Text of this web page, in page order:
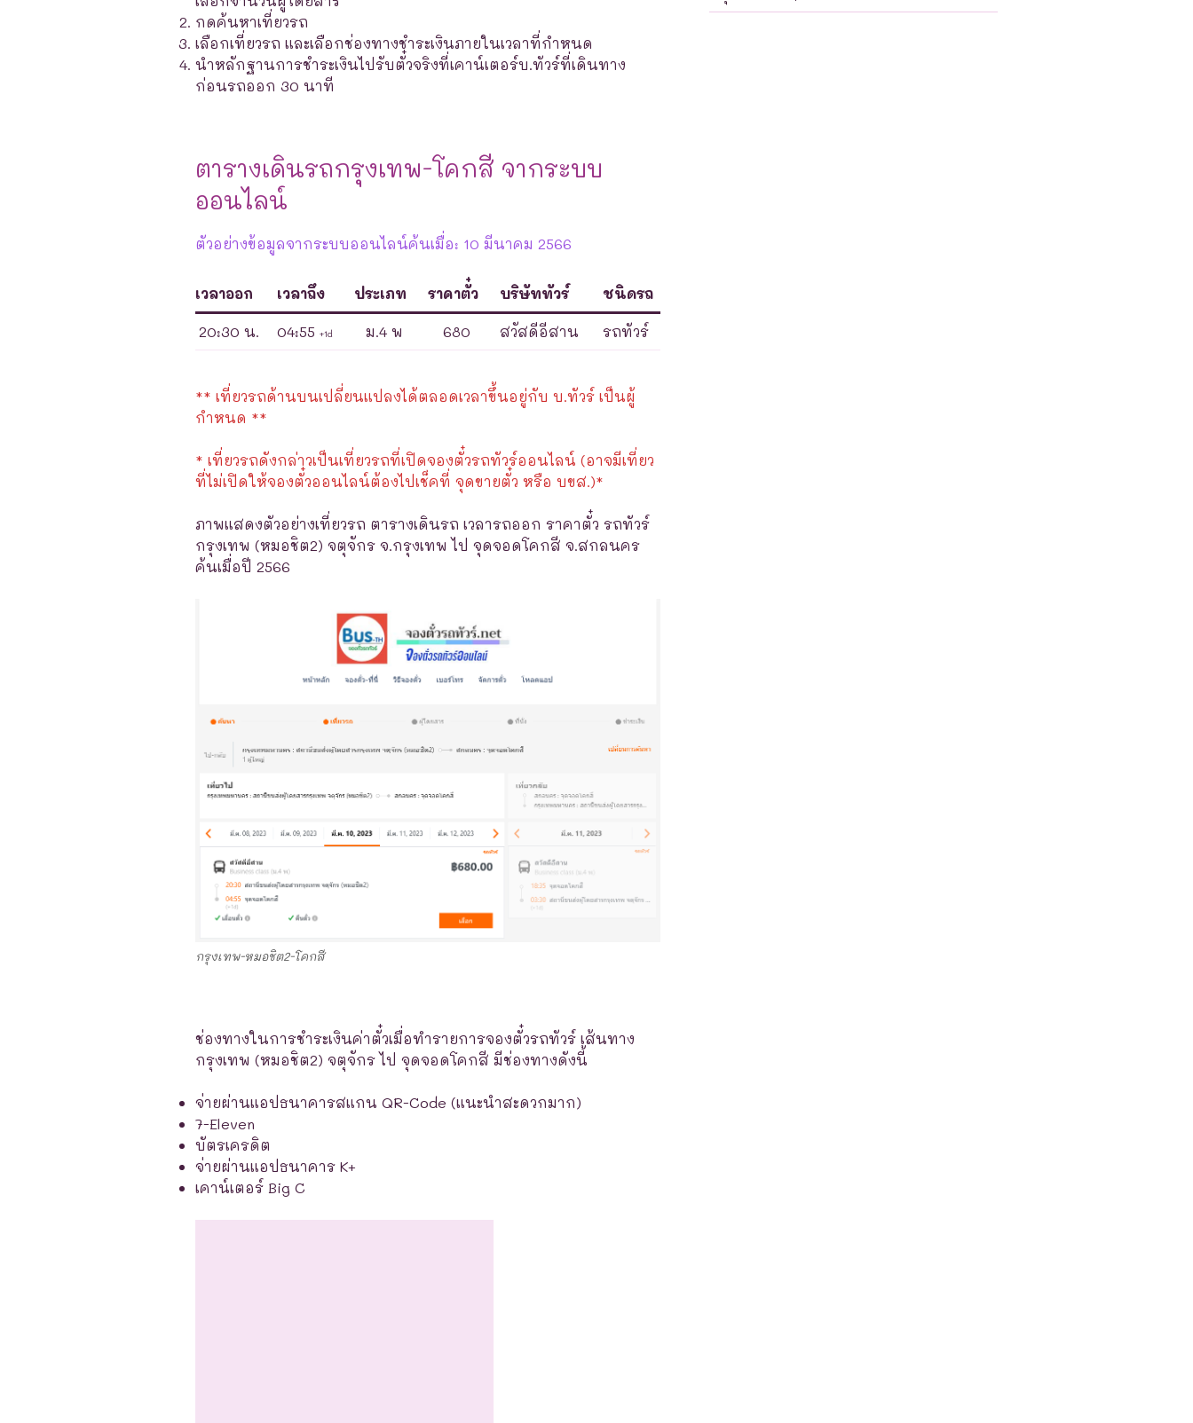
กดค้นหาเที่ยวรถ
เลือกเที่ยวรถ และเลือกช่องทางชำระเงินภายในเวลาที่กำหนด
นำหลักฐานการชำระเงินไปรับตั๋วจริงที่เคาน์เตอร์บ.ทัวร์ที่เดินทาง
ก่อนรถออก 30 นาที
ตารางเดินรถกรุงเทพ-โคกสี จากระบบ
ออนไลน์
ตัวอย่างข้อมูลจากระบบออนไลน์ค้นเมื่อ: 10 มีนาคม 2566
เวลาออก เวลาถึง ประเภท ราคาตั๋ว บริษัททัวร์ ชนิดรถ
20:30 น. 04:55 +1d ม.4 พ 680 สวัสดีอีสาน รถทัวร์
** เที่ยวรถด้านบนเปลี่ยนแปลงได้ตลอดเวลาขึ้นอยู่กับ บ.ทัวร์ เป็นผู้
กำหนด **
* เที่ยวรถดังกล่าวเป็นเที่ยวรถที่เปิดจองตั๋วรถทัวร์ออนไลน์ (อาจมีเที่ยว
ที่ไม่เปิดให้จองตั๋วออนไลน์ต้องไปเช็คที่ จุดขายตั๋ว หรือ บขส.)*
ภาพแสดงตัวอย่างเที่ยวรถ ตารางเดินรถ เวลารถออก ราคาตั๋ว รถทัวร์
กรุงเทพ (หมอชิต2) จตุจักร จ.กรุงเทพ ไป จุดจอดโคกสี จ.สกลนคร
ค้นเมื่อปี 2566
กรุงเทพ-หมอชิต2-โคกสี
ช่องทางในการชำระเงินค่าตั๋วเมื่อทำรายการจองตั๋วรถทัวร์ เส้นทาง
กรุงเทพ (หมอชิต2) จตุจักร ไป จุดจอดโคกสี มีช่องทางดังนี้
จ่ายผ่านแอปธนาคารสแกน QR-Code (แนะนำสะดวกมาก)
7-Eleven
บัตรเครดิต
จ่ายผ่านแอปธนาคาร K+
เคาน์เตอร์ Big C